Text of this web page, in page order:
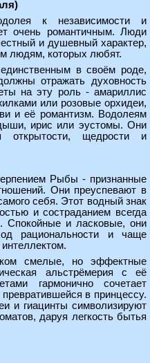
к независимости и
очень романтичным. Люди
и душевный характер,
людям, которых любят.
в своём роде,
отражать духовность
на эту роль - амариллис
или розовые орхидеи,
и её романтизм. Водолеям
ирис или эустомы. Они
щедрости и
Рыбы - признанные
Они преуспевают в
себя. Этот водный знак
и состраданием всегда
Спокойные и ласковые, они
рациональности и чаще
смелые, но эффектные
альстрёмерия с её
гармонично сочетает
в принцессу.
и гиацинты символизируют
даруя легкость бытья